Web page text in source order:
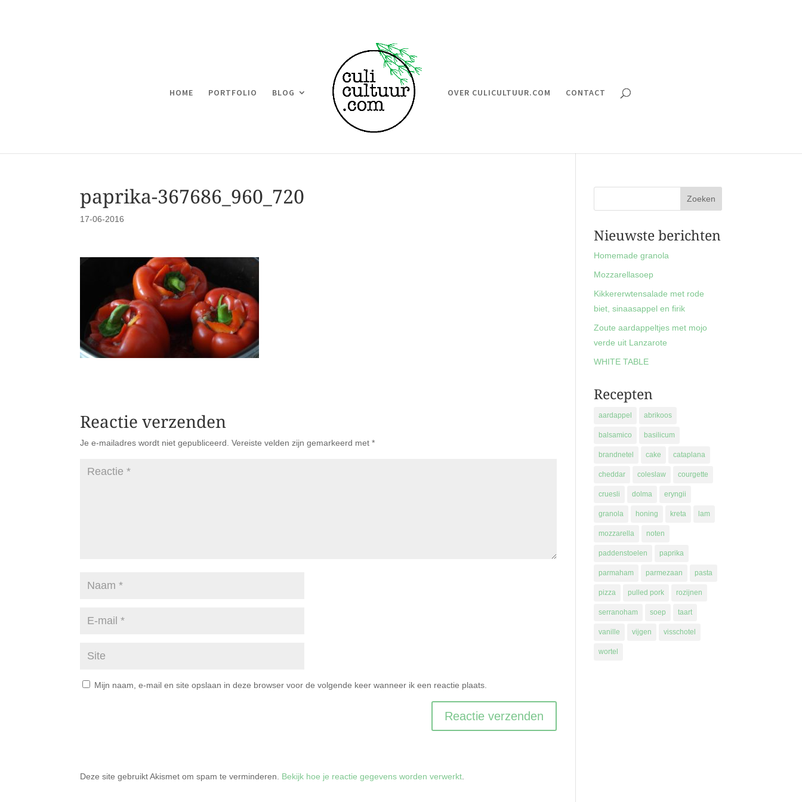
HOME PORTFOLIO BLOG OVER CULICULTUUR.COM CONTACT
paprika-367686_960_720
17-06-2016
Reactie verzenden
Je e-mailadres wordt niet gepubliceerd. Vereiste velden zijn gemarkeerd met*
Mijn naam, e-mail en site opslaan in deze browser voor de volgende keer wanneer ik een reactie plaats.
Deze site gebruikt Akismet om spam te verminderen. Bekijk hoe je reactie gegevens worden verwerkt
Nieuwste berichten
Homemade granola
Mozzarellasoep
Kikkererwtensalade met rode
biet, sinaasappel en firik
Zoute aardappeltjes met mojo
verde uit Lanzarote
WHITE TABLE
Recepten
aardappel abrikoos
balsamico basilicum
brandnetel cake cataplana
cheddar coleslaw courgette
cruesli dolma eryngii
granola honing kreta lam
mozzarella noten
paddenstoelen paprika
parmaham parmezaan pasta
pizza pulled pork rozijnen
serranoham soep taart
vanille vijgen visschotel
wortel